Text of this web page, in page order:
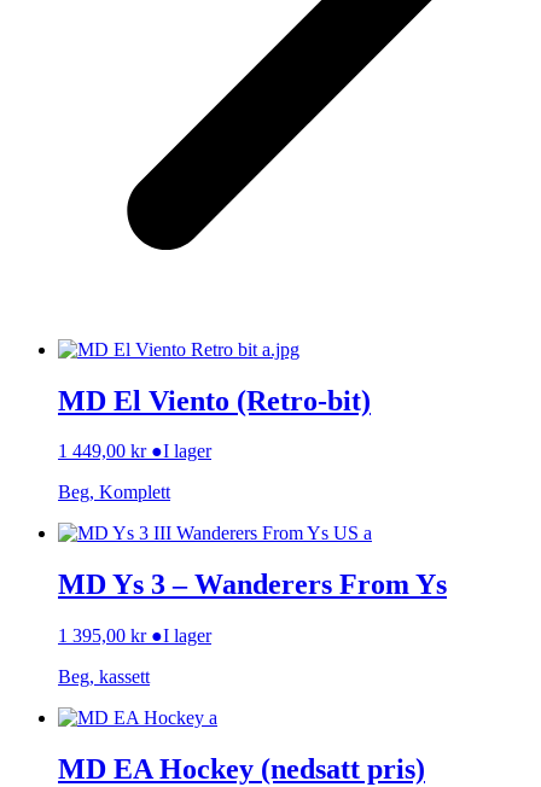
MD El Viento (Retro-bit)
1 449,00 kr ●I lager
Beg, Komplett
MD Ys 3 – Wanderers From Ys
1 395,00 kr ●I lager
Beg, kassett
MD EA Hockey (nedsatt pris)